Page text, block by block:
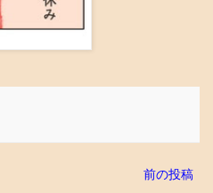
前の投稿